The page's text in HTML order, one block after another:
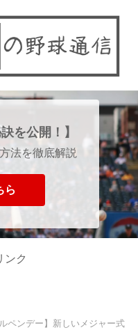
を公開！】
法を徹底解説
ら
ンク
ルペンデー】新しいメジャー式